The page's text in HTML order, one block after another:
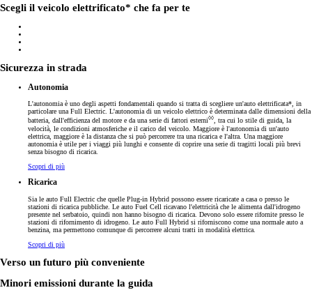
Scegli il veicolo elettrificato* che fa per te
Sicurezza in strada
Autonomia
L'autonomia è uno degli aspetti fondamentali quando si tratta di scegliere un'auto elettrificata*, in
particolare una Full Electric. L'autonomia di un veicolo elettrico è determinata dalle dimensioni della
batteria, dall'efficienza del motore e da una serie di fattori esterni◊◊, tra cui lo stile di guida, la
velocità, le condizioni atmosferiche e il carico del veicolo. Maggiore è l'autonomia di un'auto
elettrica, maggiore è la distanza che si può percorrere tra una ricarica e l'altra. Una maggiore
autonomia è utile per i viaggi più lunghi e consente di coprire una serie di tragitti locali più brevi
senza bisogno di ricarica.
Scopri di più
Ricarica
Sia le auto Full Electric che quelle Plug-in Hybrid possono essere ricaricate a casa o presso le
stazioni di ricarica pubbliche. Le auto Fuel Cell ricavano l'elettricità che le alimenta dall'idrogeno
presente nel serbatoio, quindi non hanno bisogno di ricarica. Devono solo essere rifornite presso le
stazioni di rifornimento di idrogeno. Le auto Full Hybrid si riforniscono come una normale auto a
benzina, ma permettono comunque di percorrere alcuni tratti in modalità elettrica.
Scopri di più
Verso un futuro più conveniente
Minori emissioni durante la guida